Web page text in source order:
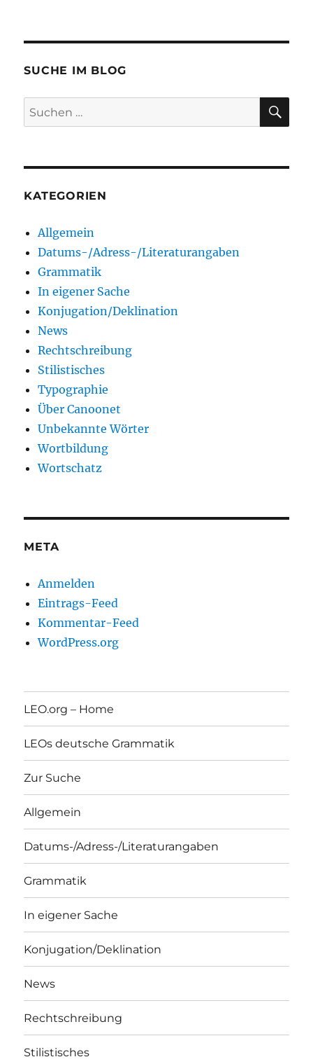
SUCHE IM BLOG
Suchen
nach:
KATEGORIEN
Allgemein
Datums-/Adress-/Literaturangaben
Grammatik
In eigener Sache
Konjugation/Deklination
News
Rechtschreibung
Stilistisches
Typographie
Über Canoonet
Unbekannte Wörter
Wortbildung
Wortschatz
META
Anmelden
Eintrags-Feed
Kommentar-Feed
WordPress.org
LEO.org – Home
LEOs deutsche Grammatik
Zur Suche
Allgemein
Datums-/Adress-/Literaturangaben
Grammatik
In eigener Sache
Konjugation/Deklination
News
Rechtschreibung
Stilistisches